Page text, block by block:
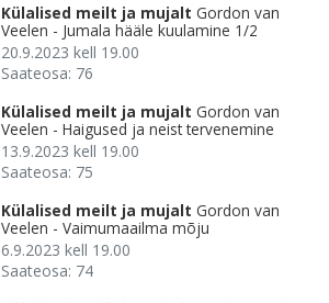
Külalised meilt ja mujalt Gordon van
Veelen - Jumala hääle kuulamine 1/2
20.9.2023 kell 19.00
Saateosa: 76
Külalised meilt ja mujalt Gordon van
Veelen - Haigused ja neist tervenemine
13.9.2023 kell 19.00
Saateosa: 75
Külalised meilt ja mujalt Gordon van
Veelen - Vaimumaailma mõju
6.9.2023 kell 19.00
Saateosa: 74